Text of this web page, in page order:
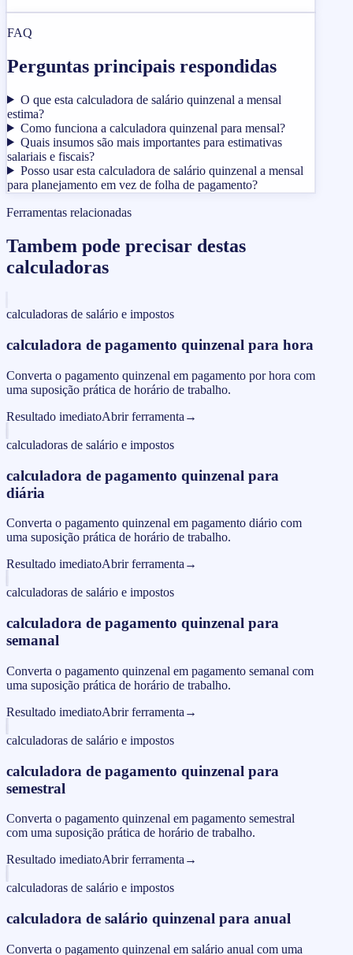
FAQ
Perguntas principais respondidas
O que esta calculadora de salário quinzenal a mensal
estima?
Como funciona a calculadora quinzenal para mensal?
Quais insumos são mais importantes para estimativas
salariais e fiscais?
Posso usar esta calculadora de salário quinzenal a mensal
para planejamento em vez de folha de pagamento?
Ferramentas relacionadas
Tambem pode precisar destas
calculadoras
calculadoras de salário e impostos
calculadora de pagamento quinzenal para hora
Converta o pagamento quinzenal em pagamento por hora com
uma suposição prática de horário de trabalho.
Resultado imediatoAbrir ferramenta →
calculadoras de salário e impostos
calculadora de pagamento quinzenal para
diária
Converta o pagamento quinzenal em pagamento diário com
uma suposição prática de horário de trabalho.
Resultado imediatoAbrir ferramenta →
calculadoras de salário e impostos
calculadora de pagamento quinzenal para
semanal
Converta o pagamento quinzenal em pagamento semanal com
uma suposição prática de horário de trabalho.
Resultado imediatoAbrir ferramenta →
calculadoras de salário e impostos
calculadora de pagamento quinzenal para
semestral
Converta o pagamento quinzenal em pagamento semestral
com uma suposição prática de horário de trabalho.
Resultado imediatoAbrir ferramenta →
calculadoras de salário e impostos
calculadora de salário quinzenal para anual
Converta o pagamento quinzenal em salário anual com uma